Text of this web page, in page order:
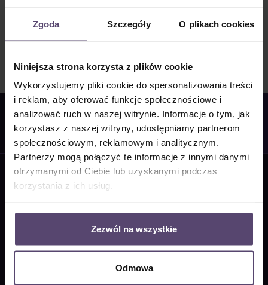
Zgoda Szczegóły O plikach cookies
Niniejsza strona korzysta z plików cookie
Wykorzystujemy pliki cookie do spersonalizowania treści
i reklam, aby oferować funkcje społecznościowe i
analizować ruch w naszej witrynie. Informacje o tym, jak
korzystasz z naszej witryny, udostępniamy partnerom
społecznościowym, reklamowym i analitycznym.
Partnerzy mogą połączyć te informacje z innymi danymi
otrzymanymi od Ciebie lub uzyskanymi podczas
korzystania z ich usług.
Zezwól na wszystkie
Odmowa
zł
Doradztwo fachowe: +48 664 910 542
Serwisowa linia hotline
Wsparcie i doradztwo:
E-mail:info@sunlux24.pl
Poniedziałek-piątek: 09:00 - 16:00